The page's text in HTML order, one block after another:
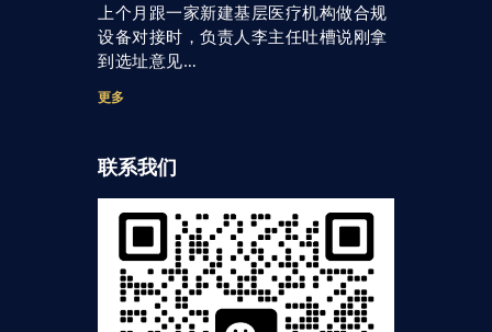
上个月跟一家新建基层医疗机构做合规
设备对接时，负责人李主任吐槽说刚拿
到选址意见…
更多
联系我们